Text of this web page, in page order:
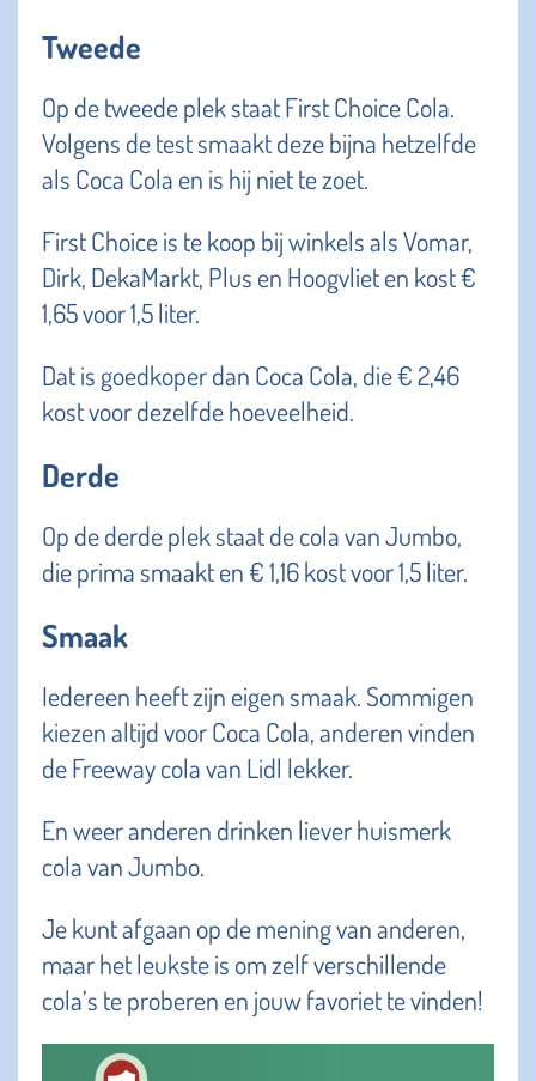
Tweede
Op de tweede plek staat First Choice Cola.
Volgens de test smaakt deze bijna hetzelfde
als Coca Cola en is hij niet te zoet.
First Choice is te koop bij winkels als Vomar,
Dirk, DekaMarkt, Plus en Hoogvliet en kost €
1,65 voor 1,5 liter.
Dat is goedkoper dan Coca Cola, die € 2,46
kost voor dezelfde hoeveelheid.
Derde
Op de derde plek staat de cola van Jumbo,
die prima smaakt en € 1,16 kost voor 1,5 liter.
Smaak
Iedereen heeft zijn eigen smaak. Sommigen
kiezen altijd voor Coca Cola, anderen vinden
de Freeway cola van Lidl lekker.
En weer anderen drinken liever huismerk
cola van Jumbo.
Je kunt afgaan op de mening van anderen,
maar het leukste is om zelf verschillende
cola’s te proberen en jouw favoriet te vinden!